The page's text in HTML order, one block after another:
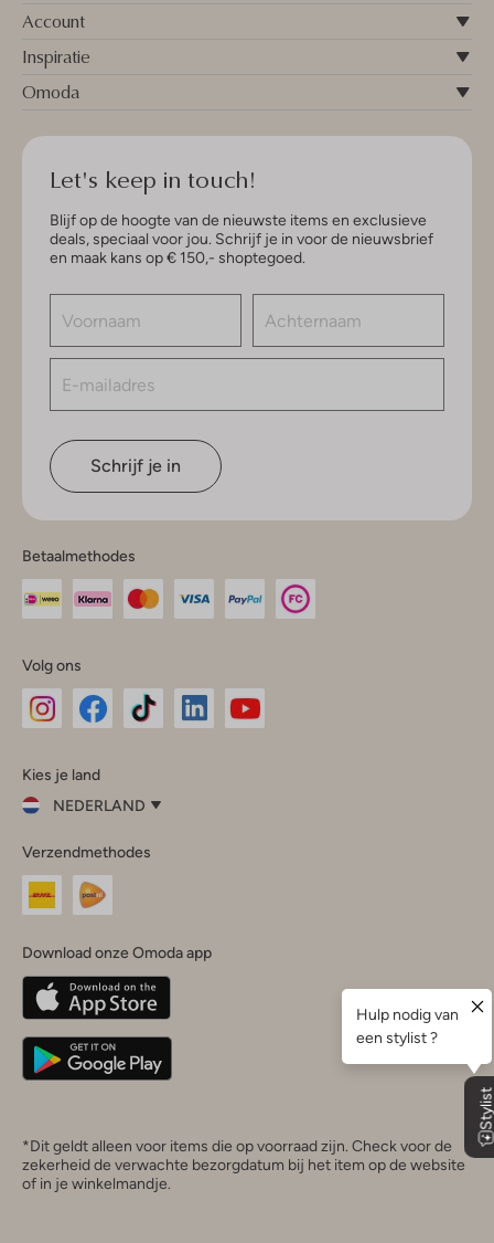
Account
Inspiratie
Omoda
Let's keep in touch!
Blijf op de hoogte van de nieuwste items en exclusieve
deals, speciaal voor jou. Schrijf je in voor de nieuwsbrief
en maak kans op € 150,- shoptegoed.
Schrijf je in
Betaalmethodes
Volg ons
InstagramFacebook
Kies je land
NEDERLAND
je
land
Nederland
Belgique(Français)
Deutschland
Verzendmethodes
Download onze Omoda app
*Dit geldt alleen voor items die op voorraad zijn. Check voor de
zekerheid de verwachte bezorgdatum bij het item op de website
of in je winkelmandje.